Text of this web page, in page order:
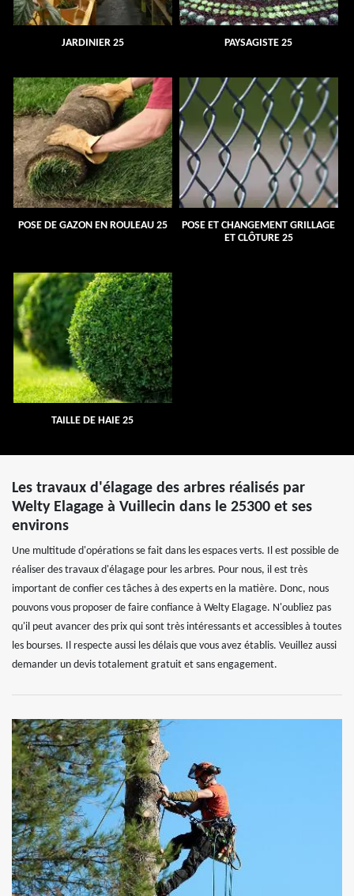
JARDINIER 25 PAYSAGISTE 25
POSE DE GAZON EN ROULEAU 25
POSE ET CHANGEMENT GRILLAGE
ET CLÔTURE 25
TAILLE DE HAIE 25
Les travaux d'élagage des arbres réalisés par
Welty Elagage à Vuillecin dans le 25300 et ses
environs
Une multitude d'opérations se fait dans les espaces verts. Il est possible de
réaliser des travaux d'élagage pour les arbres. Pour nous, il est très
important de confier ces tâches à des experts en la matière. Donc, nous
pouvons vous proposer de faire confiance à Welty Elagage. N'oubliez pas
qu'il peut avancer des prix qui sont très intéressants et accessibles à toutes
les bourses. Il respecte aussi les délais que vous avez établis. Veuillez aussi
demander un devis totalement gratuit et sans engagement.